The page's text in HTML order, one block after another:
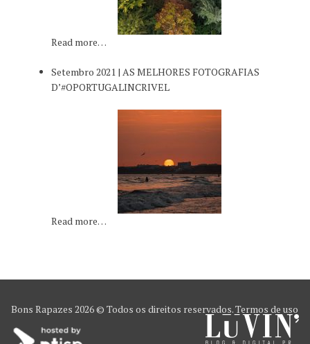
Read more…
Setembro 2021 | AS MELHORES FOTOGRAFIAS
D’#OPORTUGALINCRIVEL
Read more…
Bons Rapazes 2026 © Todos os direitos reservados.Termos de uso